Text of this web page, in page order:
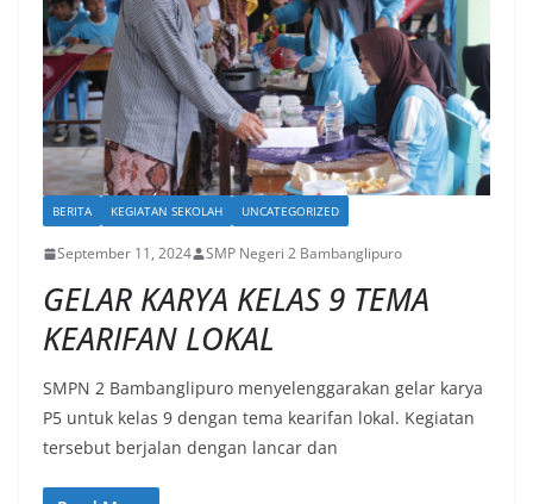
BERITA KEGIATAN SEKOLAH UNCATEGORIZED
September 11, 2024 SMP Negeri 2 Bambanglipuro
GELAR KARYA KELAS 9 TEMA
KEARIFAN LOKAL
SMPN 2 Bambanglipuro menyelenggarakan gelar karya
P5 untuk kelas 9 dengan tema kearifan lokal. Kegiatan
tersebut berjalan dengan lancar dan